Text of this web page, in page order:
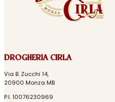
DROGHERIA CIRLA
Via B. Zucchi 14,
20900 Monza MB
P.I. 10076230969